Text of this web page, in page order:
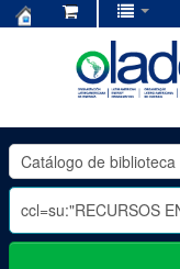
OLADE
-